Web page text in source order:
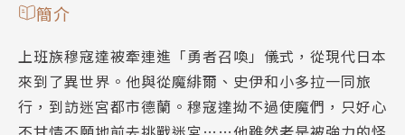
簡介
上班族穆寇達被牽連進「勇者召喚」儀式，從現代日本
來到了異世界。他與從魔緋爾、史伊和小多拉一同旅
行，到訪迷宮都市德蘭。穆寇達拗不過使魔們，只好心